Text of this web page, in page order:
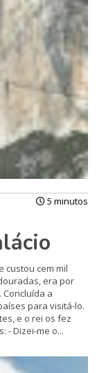
5 minutos
custou cem mil
era por
a
para visitá-lo.
e o rei os fez
- Dizei-me o...